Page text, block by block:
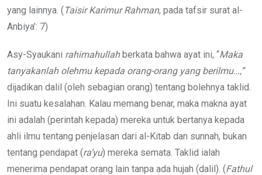
yang lainnya. (Taisir Karimur Rahman, pada tafsir surat al-
Anbiya’: 7)
Asy-Syaukani rahimahullahberkata bahwa ayat ini, “Maka
tanyakanlah olehmu kepada orang-orang yang berilmu…,”
dijadikan dalil (oleh sebagian orang) tentang bolehnya taklid.
Ini suatu kesalahan. Kalau memang benar, maka makna ayat
ini adalah (perintah kepada) mereka untuk bertanya kepada
ahli ilmu tentang penjelasan dari al-Kitab dan sunnah, bukan
tentang pendapat (ra’yu) mereka semata. Taklid ialah
menerima pendapat orang lain tanpa ada hujah (dalil). (Fathul